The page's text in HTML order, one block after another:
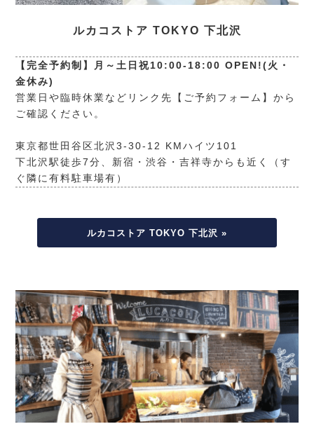
ルカコストア TOKYO 下北沢
【完全予約制】月～土日祝10:00-18:00 OPEN!(火・
金休み)
営業日や臨時休業などリンク先【ご予約フォーム】から
ご確認ください。
東京都世田谷区北沢3-30-12 KMハイツ101
下北沢駅徒歩7分、新宿・渋谷・吉祥寺からも近く（す
ぐ隣に有料駐車場有）
ルカコストア TOKYO 下北沢 »